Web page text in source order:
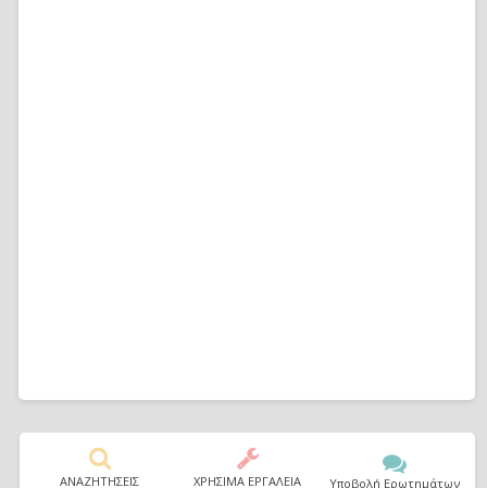
ΑΝΑΖΗΤΗΣΕΙΣ ΧΡΗΣΙΜΑ ΕΡΓΑΛΕΙΑ Υποβολή Ερωτημάτων